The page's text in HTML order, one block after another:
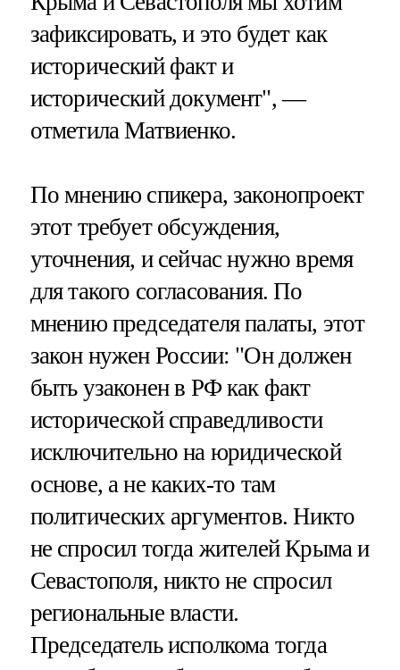
зафиксировать, и это будет как
исторический факт и
исторический документ", —
отметила Матвиенко.
По мнению спикера, законопроект
этот требует обсуждения,
уточнения, и сейчас нужно время
для такого согласования. По
мнению председателя палаты, этот
закон нужен России: "Он должен
быть узаконен в РФ как факт
исторической справедливости
исключительно на юридической
основе, а не каких-то там
политических аргументов. Никто
не спросил тогда жителей Крыма и
Севастополя, никто не спросил
региональные власти.
Председатель исполкома тогда